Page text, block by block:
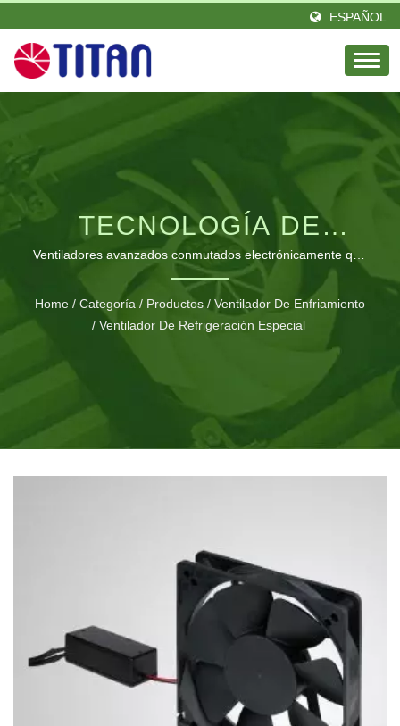
ESPAÑOL
TECNOLOGÍA DE
REFRIGERACIÓN EC
EFICIENTE EN
ENERGÍA
Ventiladores avanzados conmutados electrónicamente que
ofrecen un ahorro de energía del 80% con un rendimiento
de vida útil prolongado
Home / Categoría / Productos / Ventilador De Enfriamiento
/ Ventilador De Refrigeración Especial